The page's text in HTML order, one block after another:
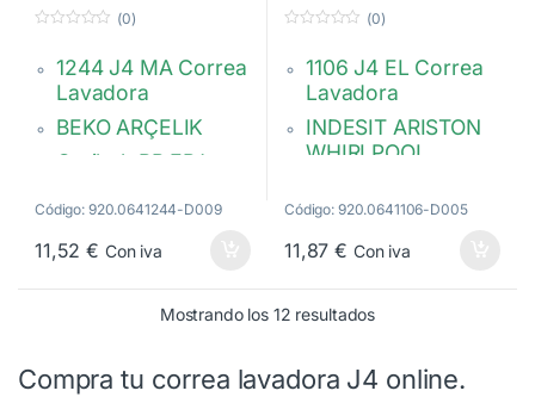
e
(0)
1244 J4 MA Correa
Lavadora
BEKO ARÇELIK
Optibelt RB EPJ
2466300200
2816750100
Código: 920.0641244-D009
11,52€ Con iva
e
(0)
1106 J4 EL Correa
Lavadora
INDESIT ARISTON
WHIRLPOOL
C00081730
482000076741
Código: 920.0641106-D005
11,87€ Con iva
Mostrando los 12 resultadosOrdenado por
Compra tu correa lavadora J4 online.